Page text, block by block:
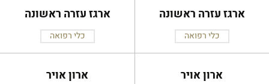
ארגז עזרה ראשונה
כלי רפואה
ארגז עזרה ראשונה
כלי רפואה
ארון אויר ארון אויר